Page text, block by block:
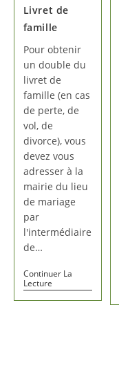
Livret de
famille
Pour obtenir
un double du
livret de
famille (en cas
de perte, de
vol, de
divorce), vous
devez vous
adresser à la
mairie du lieu
de mariage
par
l'intermédiaire
de…
Continuer La
Lecture